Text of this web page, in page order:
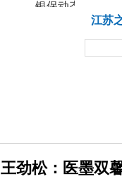
银保动态
江苏
王劲松：医墨双